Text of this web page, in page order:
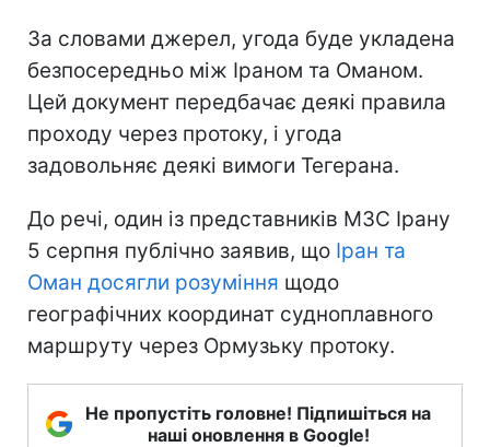
За словами джерел, угода буде укладена
безпосередньо між Іраном та Оманом.
Цей документ передбачає деякі правила
проходу через протоку, і угода
задовольняє деякі вимоги Тегерана.
До речі, один із представників МЗС Ірану
5 серпня публічно заявив, що Іран та
Оман досягли розуміння щодо
географічних координат судноплавного
маршруту через Ормузьку протоку.
Не пропустіть головне! Підпишіться на
наші оновлення в Google!